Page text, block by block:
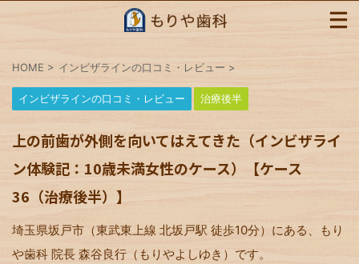
HOME > インビザラインの口コミ・レビュー >
インビザラインの口コミ・レビュー 治療後半
上の前歯が外側を向いてはえてきた（インビザライ
ン体験記：10歳未満女性のケース）【ケース
36（治療後半）】
埼玉県坂戸市（東武東上線 北坂戸駅 徒歩10分）にある、もり
や歯科 院長 森谷良行（もりやよしゆき）です。